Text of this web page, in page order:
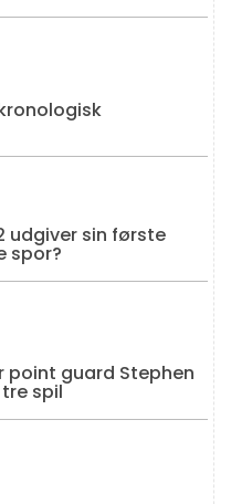
udgiver sin første
spor?
point guard Stephen
spil